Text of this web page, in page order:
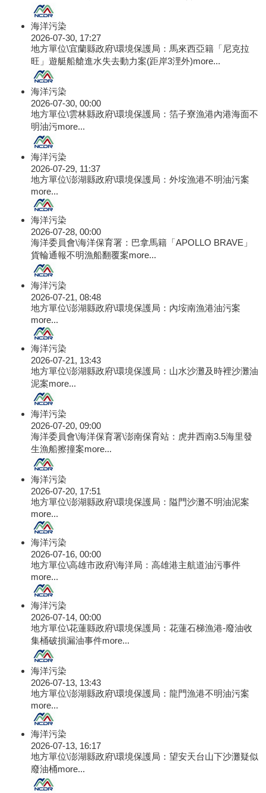
海洋污染
2026-07-30, 17:27
地方單位\宜蘭縣政府\環境保護局：馬來西亞籍「尼克拉
旺」遊艇船艙進水失去動力案(距岸3浬外)more...
海洋污染
2026-07-30, 00:00
地方單位\雲林縣政府\環境保護局：箔子寮漁港內港海面不
明油污more...
海洋污染
2026-07-29, 11:37
地方單位\澎湖縣政府\環境保護局：外垵漁港不明油污案
more...
海洋污染
2026-07-28, 00:00
海洋委員會\海洋保育署：巴拿馬籍「APOLLO BRAVE」
貨輪通報不明漁船翻覆案more...
海洋污染
2026-07-21, 08:48
地方單位\澎湖縣政府\環境保護局：內垵南漁港油污案
more...
海洋污染
2026-07-21, 13:43
地方單位\澎湖縣政府\環境保護局：山水沙灘及時裡沙灘油
泥案more...
海洋污染
2026-07-20, 09:00
海洋委員會\海洋保育署\澎南保育站：虎井西南3.5海里發
生漁船擦撞案more...
海洋污染
2026-07-20, 17:51
地方單位\澎湖縣政府\環境保護局：隘門沙灘不明油泥案
more...
海洋污染
2026-07-16, 00:00
地方單位\高雄市政府\海洋局：高雄港主航道油污事件
more...
海洋污染
2026-07-14, 00:00
地方單位\花蓮縣政府\環境保護局：花蓮石梯漁港-廢油收
集桶破損漏油事件more...
海洋污染
2026-07-13, 13:43
地方單位\澎湖縣政府\環境保護局：龍門漁港不明油污案
more...
海洋污染
2026-07-13, 16:17
地方單位\澎湖縣政府\環境保護局：望安天台山下沙灘疑似
廢油桶more...